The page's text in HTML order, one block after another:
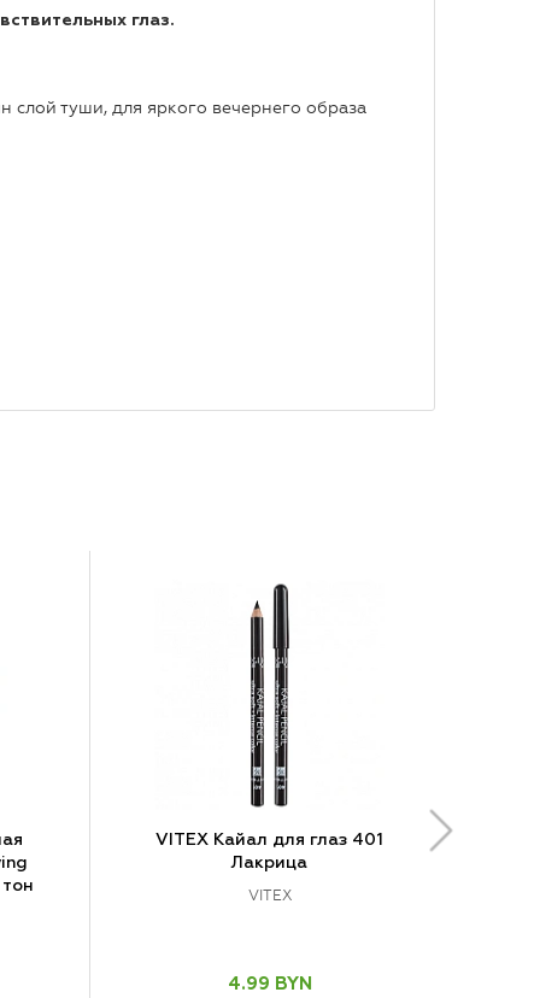
глаз.
слой туши, для яркого вечернего образа
VITEX Кайал для глаз 401
Лакрица
VITEX
4.99 BYN